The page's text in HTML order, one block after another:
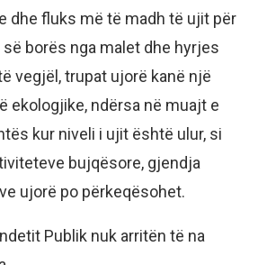
dhe fluks më të madh të ujit për
borës nga malet dhe hyrjes
vegjël, trupat ujorë kanë një
ekologjike, ndërsa në muajt e
kur niveli i ujit është ulur, si
bujqësore, gjendja
ujorë po përkeqësohet.
Publik nuk arritën të na